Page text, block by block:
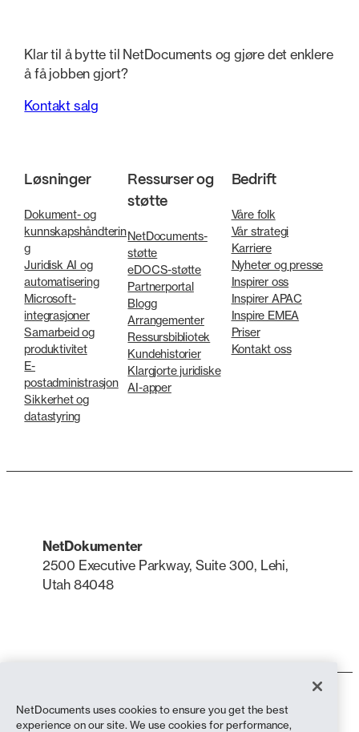
Klar til å bytte til NetDocuments og gjøre det enklere
å få jobben gjort?
Kontakt salg
Løsninger
Dokument- og
kunnskapshåndterin
g
Juridisk AI og
automatisering
Microsoft-
integrasjoner
Samarbeid og
produktivitet
E-
postadministrasjon
Sikkerhet og
datastyring
Ressurser og
støtte
NetDocuments-
støtte
eDOCS-støtte
Partnerportal
Blogg
Arrangementer
Ressursbibliotek
Kundehistorier
Klargjorte juridiske
AI-apper
Bedrift
Våre folk
Vår strategi
Karriere
Nyheter og presse
Inspirer oss
Inspirer APAC
Inspire EMEA
Priser
Kontakt oss
NetDokumenter
2500 Executive Parkway, Suite 300, Lehi,
Utah 84048
Personvernerklæring
NetDocuments uses cookies to ensure you get the best
experience on our site. We use cookies for performance,